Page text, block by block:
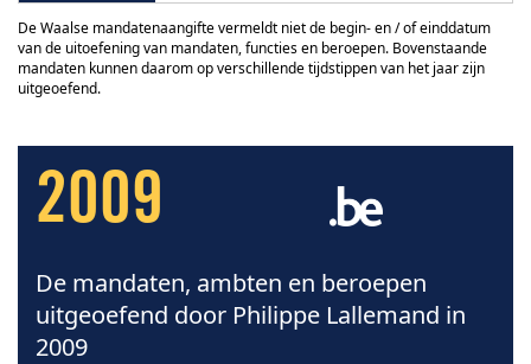
De Waalse mandatenaangifte vermeldt niet de begin- en / of einddatum
van de uitoefening van mandaten, functies en beroepen. Bovenstaande
mandaten kunnen daarom op verschillende tijdstippen van het jaar zijn
uitgeoefend.
2009
De mandaten, ambten en beroepen
uitgeoefend door Philippe Lallemand in
2009